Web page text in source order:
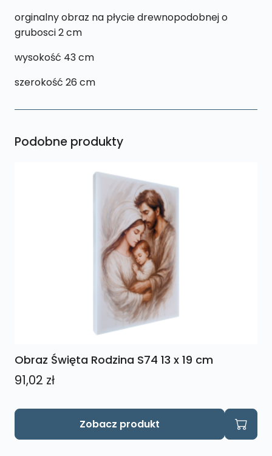
orginalny obraz na płycie drewnopodobnej o
grubosci 2 cm
wysokość 43 cm
szerokość 26 cm
Podobne produkty
Obraz Święta Rodzina S74 13 x 19 cm
91,02 zł
Zobacz produkt